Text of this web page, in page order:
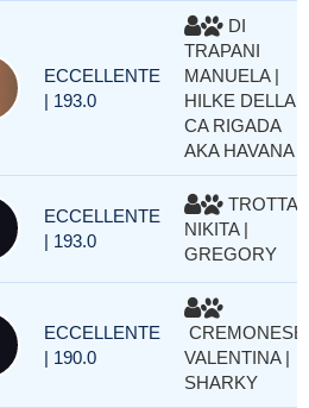
ECCELLENTE
| 193.0
DI
TRAPANI
MANUELA |
HILKE DELLA
CA RIGADA
AKA HAVANA
ECCELLENTE
| 193.0
TROTTA
NIKITA |
GREGORY
ECCELLENTE
| 190.0
CREMONESE
VALENTINA |
SHARKY